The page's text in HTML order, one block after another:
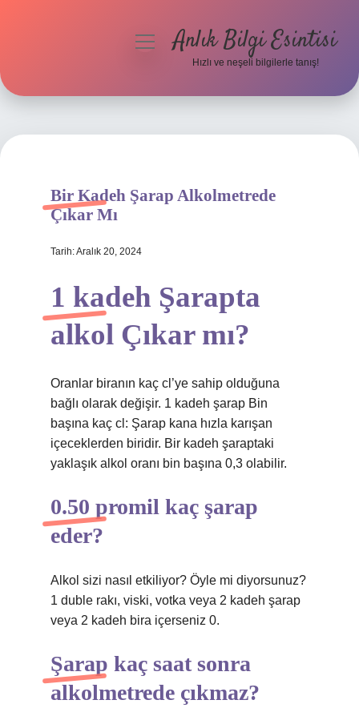
Hakkımızda
menüyüAnlık Bilgi Esintisi
Hızlı ve neşeli bilgilerle tanış!
Bir Kadeh Şarap Alkolmetrede
Çıkar Mı
Tarih: Aralık 20, 2024
1 kadeh Şarapta
alkol Çıkar mı?
Oranlar biranın kaç cl’ye sahip olduğuna
bağlı olarak değişir. 1 kadeh şarap Bin
başına kaç cl: Şarap kana hızla karışan
içeceklerden biridir. Bir kadeh şaraptaki
yaklaşık alkol oranı bin başına 0,3 olabilir.
0.50 promil kaç şarap
eder?
Alkol sizi nasıl etkiliyor? Öyle mi diyorsunuz?
1 duble rakı, viski, votka veya 2 kadeh şarap
veya 2 kadeh bira içerseniz 0.
Şarap kaç saat sonra
alkolmetrede çıkmaz?